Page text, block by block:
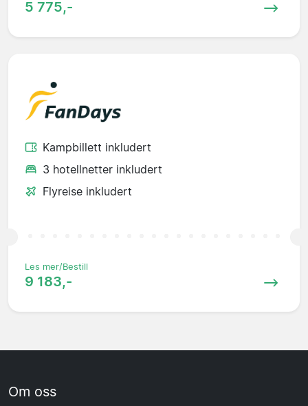
5 775,-
Kampbillett inkludert
3 hotellnetter inkludert
Flyreise inkludert
Les mer/Bestill
9 183,-
Om oss